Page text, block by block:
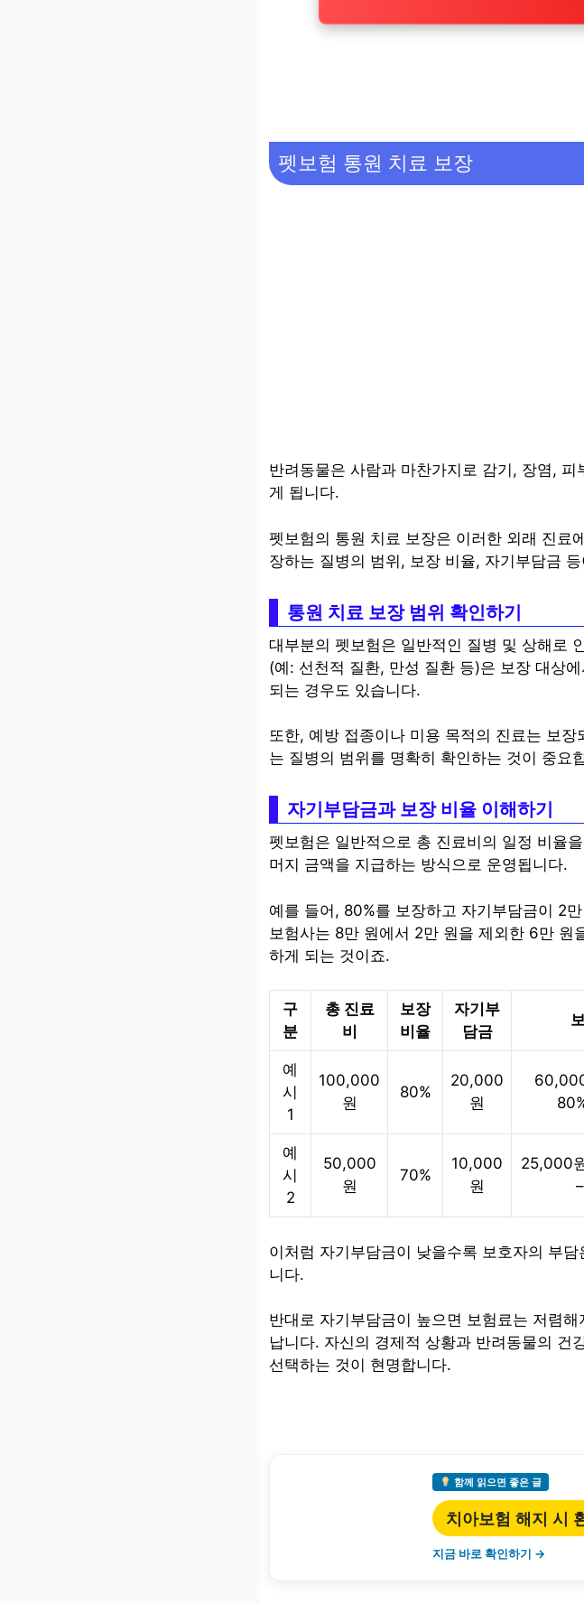
펫보험 통원 치료 보장
반려동물은 사람과 마찬가지로 감기, 장염,
게 됩니다.
펫보험의 통원 치료 보장은 이러한 외래 진료
장하는 질병의 범위, 보장 비율, 자기부담금
통원 치료 보장 범위 확인하기
대부분의 펫보험은 일반적인 질병 및 상해로
(예: 선천적 질환, 만성 질환 등)은 보장 대상
되는 경우도 있습니다.
또한, 예방 접종이나 미용 목적의 진료는 보
는 질병의 범위를 명확히 확인하는 것이 중요
자기부담금과 보장 비율 이해하기
펫보험은 일반적으로 총 진료비의 일정 비율
머지 금액을 지급하는 방식으로 운영됩니다.
예를 들어, 80%를 보장하고 자기부담금이 2
보험사는 8만 원에서 2만 원을 제외한 6만
하게 되는 것이죠.
구
분
총 진료
비
보장
비율
자기부
담금
예
시
1
100,000
원
80%
20,000
원
예
시
2
50,000
원
70%
10,000
원
25,000
이처럼 자기부담금이 낮을수록 보호자의 부
니다.
반대로 자기부담금이 높으면 보험료는 저렴
납니다. 자신의 경제적 상황과 반려동물의 건
선택하는 것이 현명합니다.
함께 읽으면 좋은 글
치아보험 해지 시
지금 바로 확인하기 →